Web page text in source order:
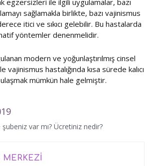
sağlamakla birlikte, bazı vajinismus
itici ve sıkıcı gelebilir. Bu hastalarda
yöntemler denenmelidir.
modern ve yoğunlaştırılmış cinsel
hastalığında kısa sürede kalıcı
mümkün hale gelmiştir.
var mı? Ücretiniz nedir?